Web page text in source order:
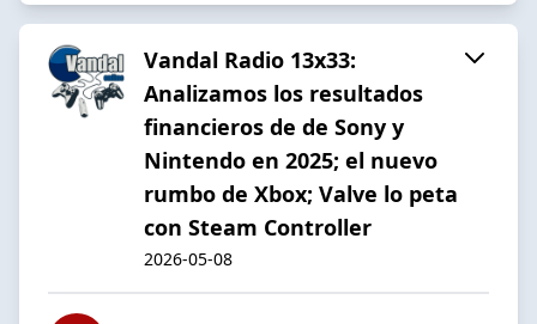
Vandal Radio 13x33:
Analizamos los resultados
financieros de de Sony y
Nintendo en 2025; el nuevo
rumbo de Xbox; Valve lo peta
con Steam Controller
2026-05-08